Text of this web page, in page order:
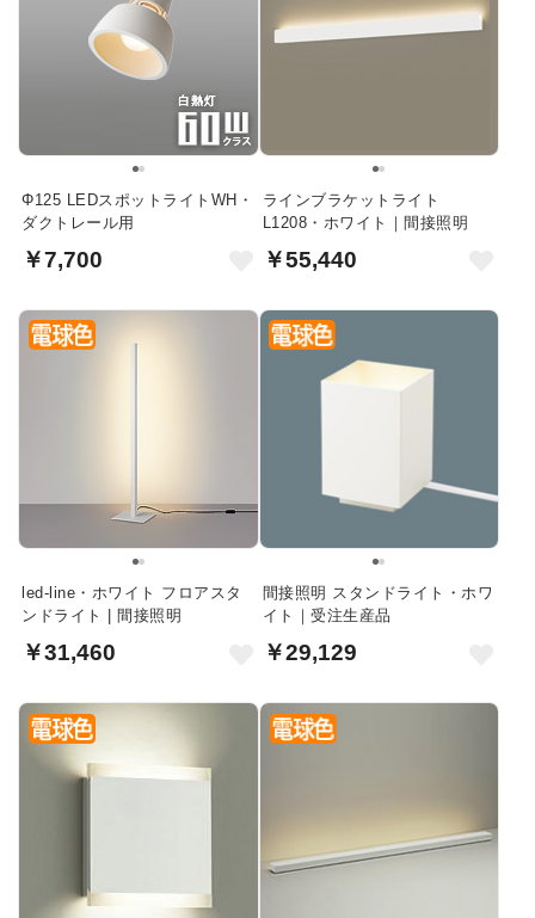
Φ125 LEDスポットライトWH・
ダクトレール用
￥7,700
ラインブラケットライト
L1208・ホワイト｜間接照明
￥55,440
led-line・ホワイト フロアスタ
ンドライト | 間接照明
￥31,460
間接照明 スタンドライト・ホワ
イト｜受注生産品
￥29,129